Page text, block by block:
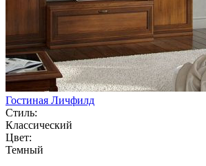
Гостиная Личфилд
Стиль:
Классический
Цвет:
Темный